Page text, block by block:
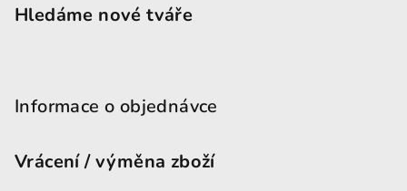
Hledáme nové tváře
Informace o objednávce
Vrácení / výměna zboží